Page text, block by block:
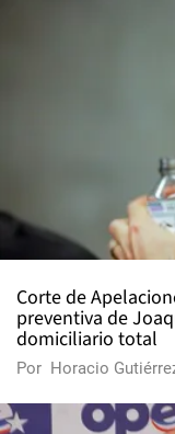
Corte de
preventiva de
domiciliario total
Por Horacio